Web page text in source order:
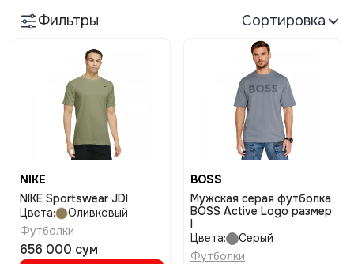
Фильтры Сортировка
NIKE
NIKE Sportswear JDI
Цвета:
Оливковый
Футболки
656 000 сум
BOSS
Мужская серая футболка
BOSS Active Logo размер
l
Цвета:
Серый
Футболки